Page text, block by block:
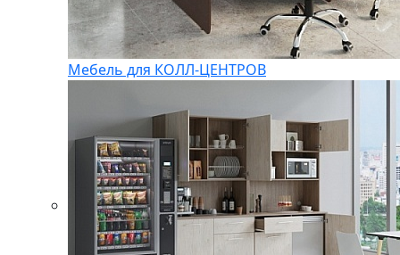
Мебель для КОЛЛ-ЦЕНТРОВ